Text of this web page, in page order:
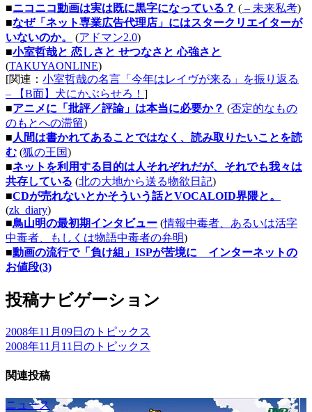
■ニコニコ動画は実は既に黒字になっている？ ( – 未来私考)
■なぜ「ネット専業広告代理店」にはスタークリエイターが
いないのか。
(アドマン2.0)
■小室哲哉と 恋しさと せつなさと 心強さと
(TAKUYAONLINE)
[関連： 小室哲哉の名言「今年はレイヴが来る」を振り返る
– 【B面】犬にかぶらせろ！ ]
■アニメに「批評／評論」は本当に必要か？ (否定的なもの
のもとへの滞留)
■ 人間は書かれてあることではなく、読み取りたいことを読
む (狐の王国)
■ネットを利用する目的は人それぞれだが、それでも我々は
共存している (北の大地から送る物欲日記)
■CDが売れないとかそういう話とVOCALOID界隈と。
(zk_diary)
■鳥山明の最初期インタビュー (情報中毒者、あるいは活字
中毒者、もしくは物語中毒者の弁明)
■動画の流行で「負け組」ISPが苦境に インターネットの
お値段(3)
投稿ナビゲーション
2008年11月09日のトピックス
2008年11月11日のトピックス
関連投稿
ニュース